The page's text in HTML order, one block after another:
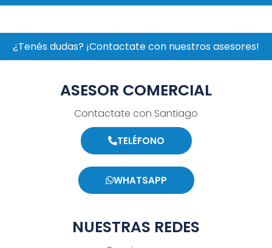
¿Tenés dudas? ¡Contactate con nuestros asesores!
ASESOR COMERCIAL
Contactate con Santiago
TELÉFONO
WHATSAPP
NUESTRAS REDES